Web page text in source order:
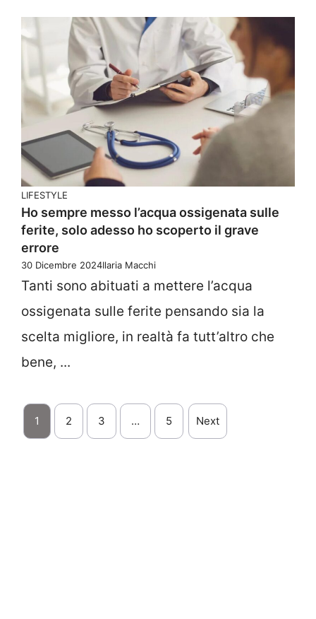
LIFESTYLE
Ho sempre messo l’acqua ossigenata sulle
ferite, solo adesso ho scoperto il grave
errore
30 Dicembre 2024Ilaria Macchi
Tanti sono abituati a mettere l’acqua
ossigenata sulle ferite pensando sia la
scelta migliore, in realtà fa tutt’altro che
bene, ...
1 2 3 … 5 Next